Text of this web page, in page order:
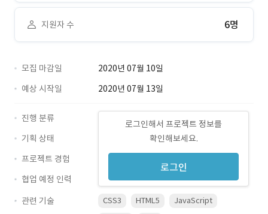
지원자 수 6명
모집 마감일
2020년 07월 10일
예상 시작일
2020년 07월 13일
로그인해서 프로젝트 정보를
확인해보세요.
로그인
진행 분류
기획 상태
프로젝트 경험
협업 예정 인력
관련 기술
CSS3 HTML5
JavaScript